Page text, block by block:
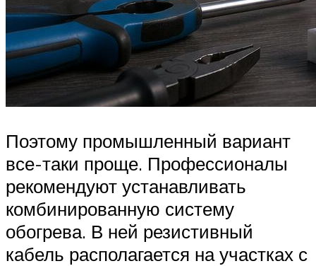
Поэтому промышленный вариант
все-таки проще. Профессионалы
рекомендуют устанавливать
комбинированную систему
обогрева. В ней резистивный
кабель располагается на участках с